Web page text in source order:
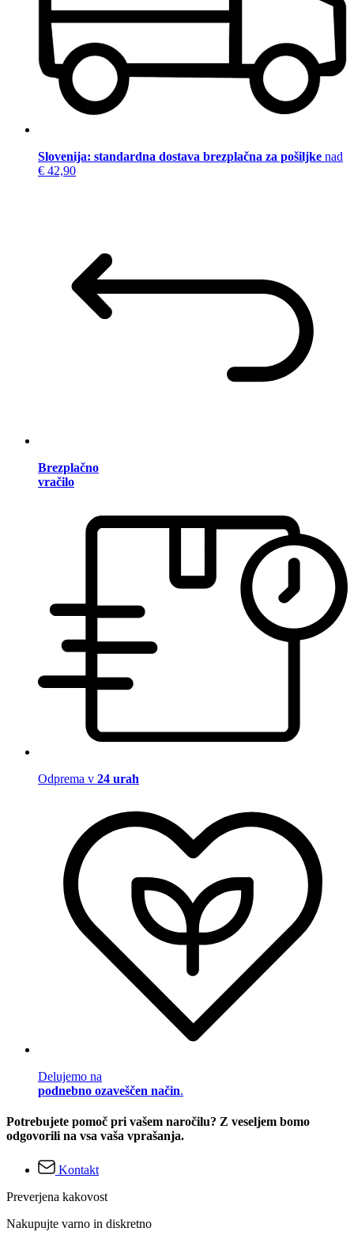
Slovenija: standardna dostava brezplačna za pošiljke nad
€ 42,90
Brezplačno
vračilo
Odprema v 24 urah
Delujemo na
podnebno ozaveščen način.
Potrebujete pomoč pri vašem naročilu? Z veseljem bomo
odgovorili na vsa vaša vprašanja.
Kontakt
Preverjena kakovost
Nakupujte varno in diskretno